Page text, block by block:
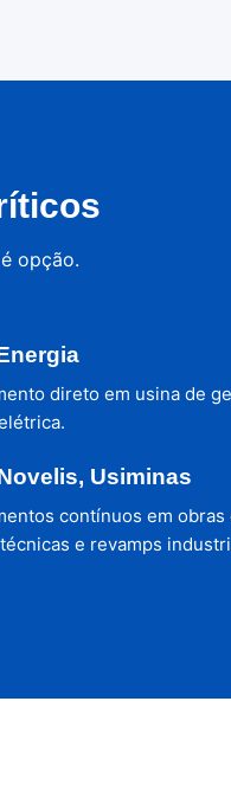
opção.
direto em usina de
Usiminas
contínuos em obras
e revamps